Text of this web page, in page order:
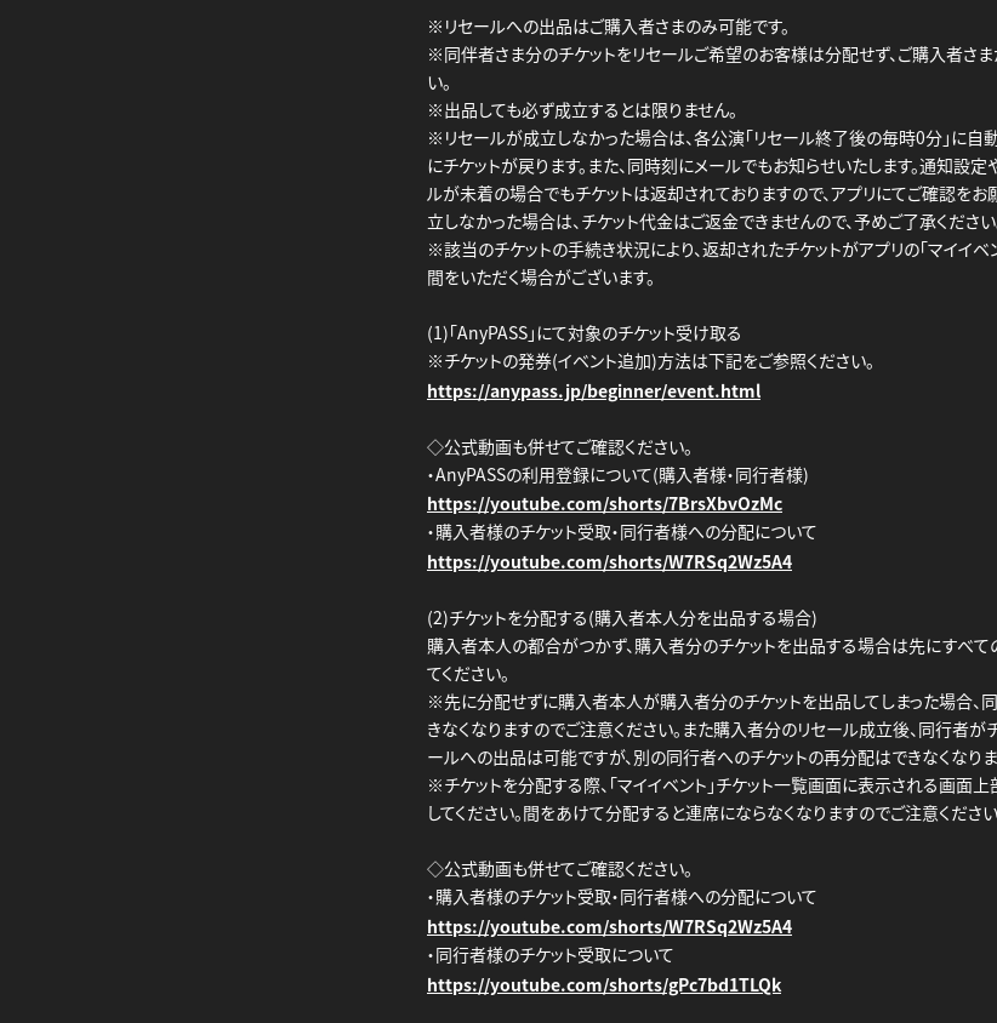
※リセールへの出品はご購入者さまのみ可能です。
※同伴者さま分のチケットをリセールご希望のお客様は分配せず、ご購入者さ
い。
※出品しても必ず成立するとは限りません。
※リセールが成立しなかった場合は、各公演「リセール終了後の毎時0分」に
にチケットが戻ります。また、同時刻にメールでもお知らせいたします。通知設
ルが未着の場合でもチケットは返却されておりますので、アプリにてご確認をお
立しなかった場合は、チケット代金はご返金できませんので、予めご了承ください
※該当のチケットの手続き状況により、返却されたチケットがアプリの「マイイ
間をいただく場合がございます。
(1)「AnyPASS」にて対象のチケット受け取る
※チケットの発券(イベント追加)方法は下記をご参照ください。
https://anypass.jp/beginner/event.html
◇公式動画も併せてご確認ください。
・AnyPASSの利用登録について(購入者様・同行者様)
https://youtube.com/shorts/7BrsXbvOzMc
・購入者様のチケット受取・同行者様への分配について
https://youtube.com/shorts/W7RSq2Wz5A4
(2)チケットを分配する(購入者本人分を出品する場合)
購入者本人の都合がつかず、購入者分のチケットを出品する場合は先にすべて
てください。
※先に分配せずに購入者本人が購入者分のチケットを出品してしまった場合、
きなくなりますのでご注意ください。また購入者分のリセール成立後、同行者が
ールへの出品は可能ですが、別の同行者へのチケットの再分配はできなくなりま
※チケットを分配する際、「マイイベント」チケット一覧画面に表示される画面
してください。間をあけて分配すると連席にならなくなりますのでご注意ください
◇公式動画も併せてご確認ください。
・購入者様のチケット受取・同行者様への分配について
https://youtube.com/shorts/W7RSq2Wz5A4
・同行者様のチケット受取について
https://youtube.com/shorts/gPc7bd1TLQk